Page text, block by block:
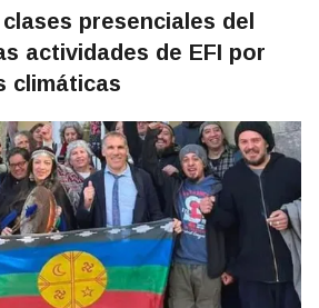
presenciales del
actividades de EFI por
climáticas